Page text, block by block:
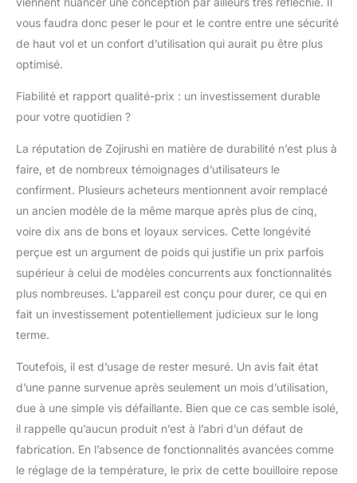
vous faudra donc peser le pour et le contre entre une sécurité
de haut vol et un confort d’utilisation qui aurait pu être plus
optimisé.
Fiabilité et rapport qualité-prix : un investissement durable
pour votre quotidien ?
La réputation de Zojirushi en matière de durabilité n’est plus à
faire, et de nombreux témoignages d’utilisateurs le
confirment. Plusieurs acheteurs mentionnent avoir remplacé
un ancien modèle de la même marque après plus de cinq,
voire dix ans de bons et loyaux services. Cette longévité
perçue est un argument de poids qui justifie un prix parfois
supérieur à celui de modèles concurrents aux fonctionnalités
plus nombreuses. L’appareil est conçu pour durer, ce qui en
fait un investissement potentiellement judicieux sur le long
terme.
Toutefois, il est d’usage de rester mesuré. Un avis fait état
d’une panne survenue après seulement un mois d’utilisation,
due à une simple vis défaillante. Bien que ce cas semble isolé,
il rappelle qu’aucun produit n’est à l’abri d’un défaut de
fabrication. En l’absence de fonctionnalités avancées comme
le réglage de la température, le prix de cette bouilloire repose